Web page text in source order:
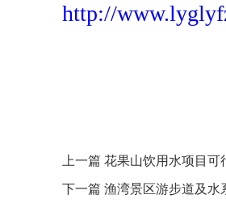
http://
上一篇 花果山饮用水项目
下一篇 渔湾景区游步道及